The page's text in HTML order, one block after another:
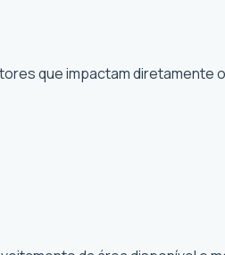
que impactam diretamente